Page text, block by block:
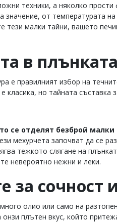
техники, а няколко прости
от температурата
тези малки тайни, вашето
в плънката
е правилният избор на
класика, но тайната съставка
се отделят безброй
мехурчета започват да се
тежкото слягане на
невероятно нежни и леки.
за сочност
олио или само на
плътен вкус, който